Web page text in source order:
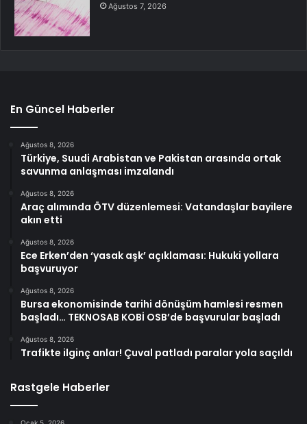
Ağustos 7, 2026
En Güncel Haberler
Ağustos 8, 2026
Türkiye, Suudi Arabistan ve Pakistan arasında ortak
savunma anlaşması imzalandı
Ağustos 8, 2026
Araç alımında ÖTV düzenlemesi: Vatandaşlar bayilere
akın etti
Ağustos 8, 2026
Ece Erken’den ‘yasak aşk’ açıklaması: Hukuki yollara
başvuruyor
Ağustos 8, 2026
Bursa ekonomisinde tarihi dönüşüm hamlesi resmen
başladı… TEKNOSAB KOBİ OSB’de başvurular başladı
Ağustos 8, 2026
Trafikte ilginç anlar! Çuval patladı paralar yola saçıldı
Rastgele Haberler